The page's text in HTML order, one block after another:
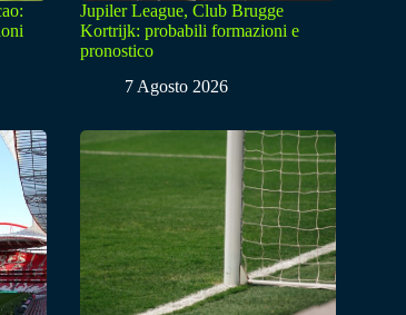
Jupiler League, Club Brugge
Kortrijk: probabili formazioni e
pronostico
7 Agosto 2026